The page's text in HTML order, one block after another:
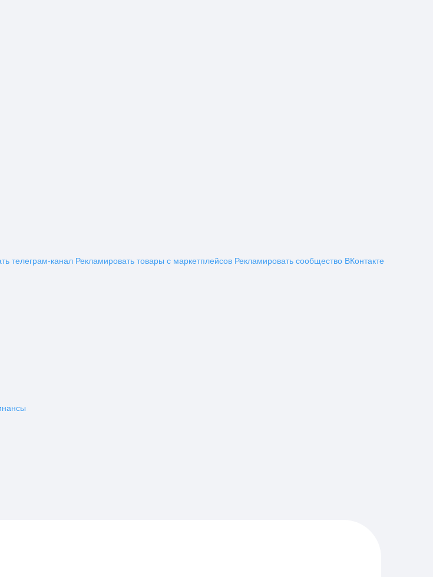
телеграм-канал Рекламировать товары с маркетплейсов Рекламировать сообщество ВКонтакте